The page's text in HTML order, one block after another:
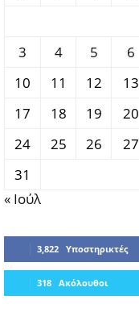
3
4 5 6
10
11 12 13
17
18 19 20
24
25 26 27
31
« Ιούλ
3,822 Υποστηρικτές
318 Ακόλουθοι